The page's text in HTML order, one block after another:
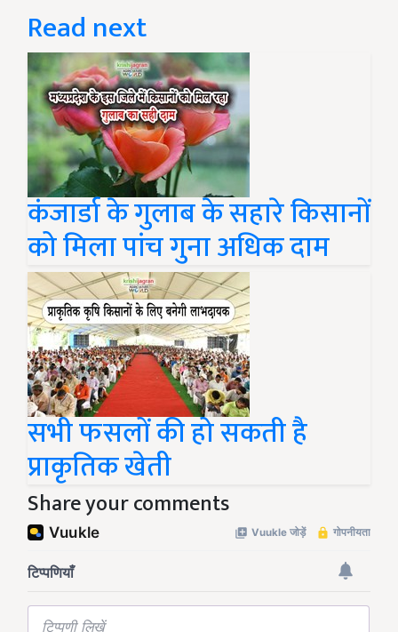
Read next
कंजार्डा के गुलाब के सहारे किसानों
को मिला पांच गुना अधिक दाम
सभी फसलों की हो सकती है
प्राकृतिक खेती
Share your comments